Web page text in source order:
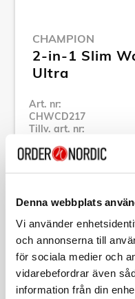
Denna webbplats
Vi använder
och annonserna till
för sociala medier och
vidarebefordrar även
information från din
CHAMPION
2-in-1 Slim
Ultra
Art. nr:
CHWCD217
Tillv. art. nr:
Se alla produkter inom
Beskrivning
Art. nr:CHWCD217